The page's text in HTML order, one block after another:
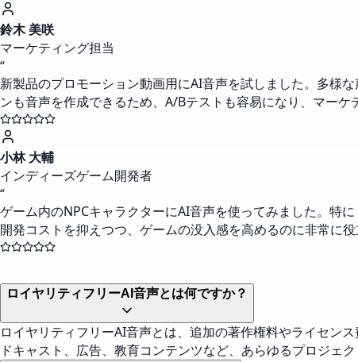
鈴木 美咲
マーケティング担当
“
新製品のプロモーション動画用にAI音声を試しました。多様
ンも音声を作成できるため、A/Bテストも容易になり、マーケ
小林 大輔
インディーズゲーム開発者
“
ゲーム内のNPCキャラクターにAI音声を使ってみました。特
開発コストを抑えつつ、ゲームの没入感を高めるのに非常に
ロイヤリティフリーAI音声とは何ですか？
ロイヤリティフリーAI音声とは、追加の著作権料やライセン
ドキャスト、広告、教育コンテンツなど、あらゆるプロジェ